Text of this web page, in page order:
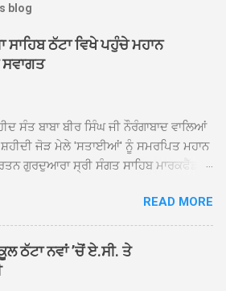
blog
ਠੱਟਾ ਵਿਖੇ ਪਹੁੰਚੇ ਮਹਾਨ
ਸਵਾਗਤ
ਸੰਤ ਬਾਬਾ ਬੀਰ ਸਿੰਘ ਜੀ ਨੌਰੰਗਾਬਾਦ ਵਾਲਿਆਂ
ਸ਼ਹੀਦੀ ਜੋੜ ਮੇਲੇ 'ਸਤਾਈਆਂ' ਨੂੰ ਸਮਰਪਿਤ ਮਹਾਨ
ਗੁਰਦੁਆਰਾ ਸ੍ਰੀ ਸੰਗਤ ਸਾਹਿਬ ਮਾਰਕਫੈੱਡ
ਹੇਠ, ਪੰਜ ਪਿਆਰਿਆਂ ਦੀ ਅਗਵਾਈ ਵਿੱਚ
ਤੋਂ ਪ੍ਰਾਰੰਭ ਹੋ ਕੇ ਪਿੰਡ ਭਗਤਪੁਰ,
ਝੁੱਗੀਆਂ ਗੁਲਾਮ, ਮਜਾਦਪੁਰ, ਕੁੱਲੀਆਂ, ਰੱਤਾ ਨੌ
ਅੱਡਾ ਸਾਬੂਵਾਲ, ਦਰੀਏਵਾਲ,
READ MORE
ਠੱਟਾ ਨਵਾਂ ’ਚੋਂ ਏ.ਸੀ. ਤੇ